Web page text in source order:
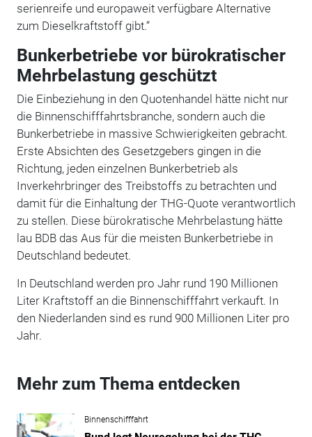
serienreife und europaweit verfügbare Alternative
zum Dieselkraftstoff gibt.“
Bunkerbetriebe vor bürokratischer
Mehrbelastung geschützt
Die Einbeziehung in den Quotenhandel hätte nicht nur
die Binnenschifffahrtsbranche, sondern auch die
Bunkerbetriebe in massive Schwierigkeiten gebracht.
Erste Absichten des Gesetzgebers gingen in die
Richtung, jeden einzelnen Bunkerbetrieb als
Inverkehrbringer des Treibstoffs zu betrachten und
damit für die Einhaltung der THG-Quote verantwortlich
zu stellen. Diese bürokratische Mehrbelastung hätte
lau BDB das Aus für die meisten Bunkerbetriebe in
Deutschland bedeutet.
In Deutschland werden pro Jahr rund 190 Millionen
Liter Kraftstoff an die Binnenschifffahrt verkauft. In
den Niederlanden sind es rund 900 Millionen Liter pro
Jahr.
Mehr zum Thema entdecken
Binnenschifffahrt